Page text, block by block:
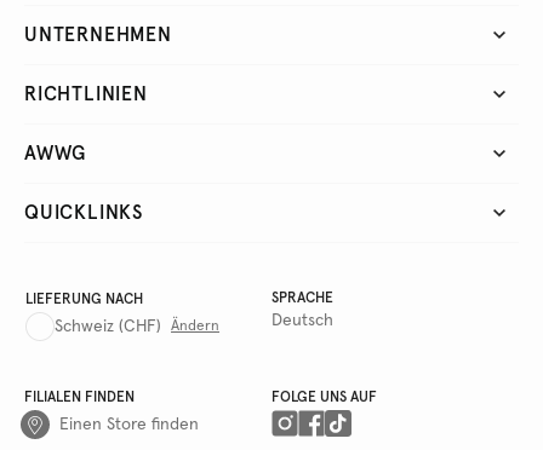
UNTERNEHMEN
RICHTLINIEN
AWWG
QUICKLINKS
LIEFERUNG NACH
Schweiz (CHF) Ändern
SPRACHE
Deutsch
FILIALEN FINDEN
Einen Store finden
FOLGE UNS AUF